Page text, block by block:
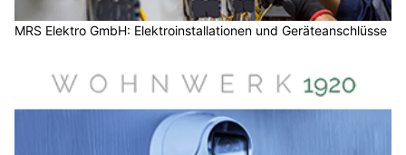
MRS Elektro GmbH: Elektroinstallationen und Geräteanschlüsse